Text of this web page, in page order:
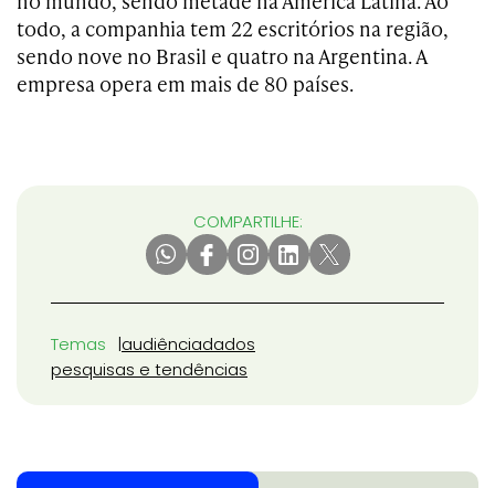
todo, a companhia tem 22 escritórios na região,
sendo nove no Brasil e quatro na Argentina. A
empresa opera em mais de 80 países.
COMPARTILHE:
Temas audiênciadados
pesquisas e tendências